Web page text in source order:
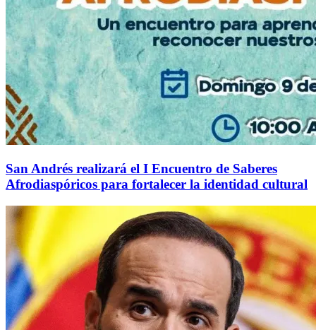
San Andrés realizará el I Encuentro de Saberes
Afrodiaspóricos para fortalecer la identidad cultural